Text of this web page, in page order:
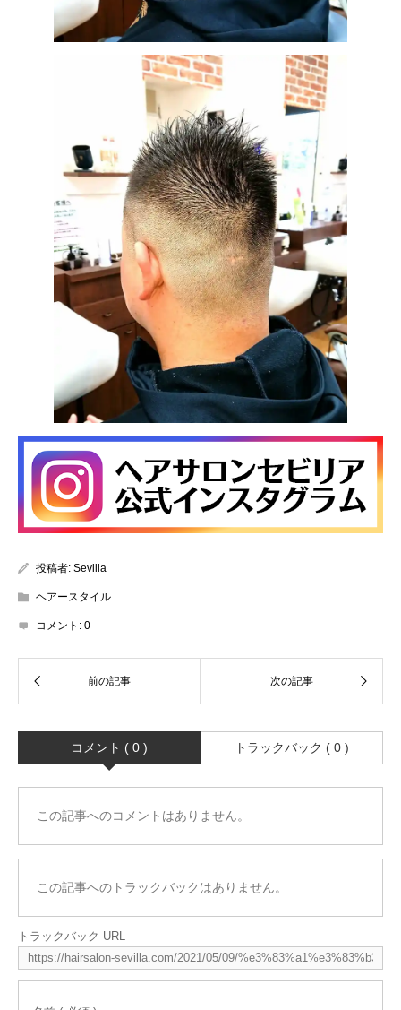
投稿者: Sevilla
ヘアースタイル
コメント: 0
コメント ( 0 ) トラックバック ( 0 )
この記事へのコメントはありません。
この記事へのトラックバックはありません。
トラックバック URL